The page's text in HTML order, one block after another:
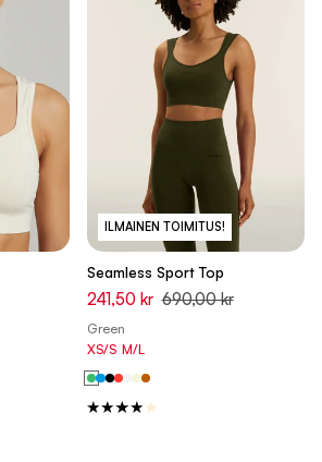
ILMAINEN TOIMITUS!
Seamless Sport Top
241,50 kr 690,00 kr
Green
XS/S M/L